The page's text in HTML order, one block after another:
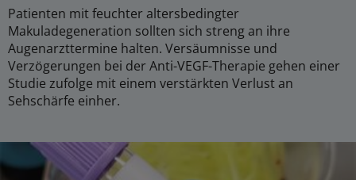
Patienten mit feuchter altersbedingter
Makuladegeneration sollten sich streng an ihre
Augenarzttermine halten. Versäumnisse und
Verzögerungen bei der Anti-VEGF-Therapie gehen einer
Studie zufolge mit einem verstärkten Verlust an
Sehschärfe einher.